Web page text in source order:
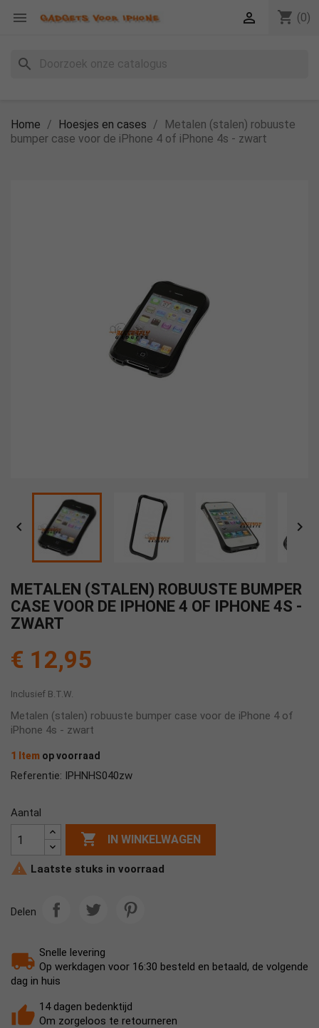
 shopping_cart (0)

search
Home Hoesjes en cases
Metalen (stalen) robuuste
bumper case voor de iPhone 4 of iPhone 4s - zwart
 
METALEN (STALEN) ROBUUSTE BUMPER
CASE VOOR DE IPHONE 4 OF IPHONE 4S -
ZWART
€ 12,95
Inclusief B.T.W.
Metalen (stalen) robuuste bumper case voor de iPhone 4 of
iPhone 4s - zwart
1 Item op voorraad
Referentie: IPHNHS040zw
Aantal
 IN WINKELWAGEN
 Laatste stuks in voorraad
Delen
Snelle levering
Op werkdagen voor 16:30 besteld en betaald, de volgende
dag in huis
14 dagen bedenktijd
Om zorgeloos te retourneren